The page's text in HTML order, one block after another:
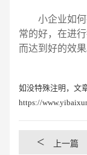
小企业如何
常的好，在进
而达到好的效果
如没特殊注明，文
https://
< 上一篇